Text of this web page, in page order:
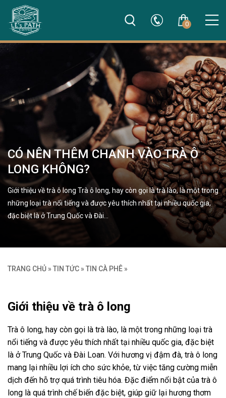
0
CÓ NÊN THÊM CHANH VÀO TRÀ Ô
LONG KHÔNG?
Giới thiệu về trà ô long Trà ô long, hay còn gọi là trà lào, là một trong
những loại trà nổi tiếng và được yêu thích nhất tại nhiều quốc gia,
đặc biệt là ở Trung Quốc và Đài…
TRANG CHỦ » TIN TỨC » TIN CÀ PHÊ »
Giới thiệu về trà ô long
Trà ô long, hay còn gọi là trà lào, là một trong những loại trà
nổi tiếng và được yêu thích nhất tại nhiều quốc gia, đặc biệt
là ở Trung Quốc và Đài Loan. Với hương vị đậm đà, trà ô long
mang lại nhiều lợi ích cho sức khỏe, từ việc tăng cường miễn
dịch đến hỗ trợ quá trình tiêu hóa. Đặc điểm nổi bật của trà ô
long là quá trình chế biến đặc biệt, giúp giữ lại hương thơm